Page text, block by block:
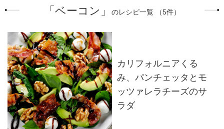
「ベーコン」 のレシピ一覧 （5件）
カリフォルニアくる
み、パンチェッタとモ
ッツァレラチーズのサ
ラダ